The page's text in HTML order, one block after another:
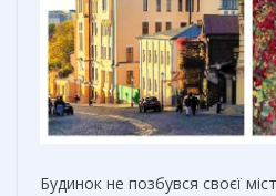
Будинок не позбувся своєї